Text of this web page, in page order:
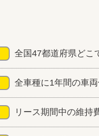
全国47都道府県どこ
全車種に1年間の車両
リース期間中の維持